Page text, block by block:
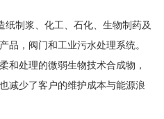
纸制浆、化工、石化、生物制药及
品，阀门和工业污水处理系统。
和处理的微弱生物技术合成物，
减少了客户的维护成本与能源浪